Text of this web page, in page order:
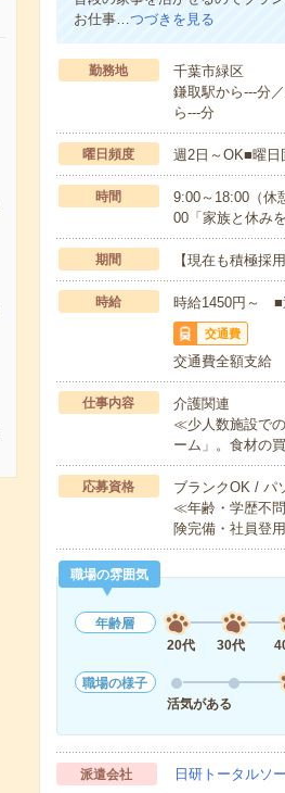
お仕事…つづきを見る
勤務地
千葉市緑区
鎌取駅から---分
ら---分
曜日頻度 週2日～OK■曜日
時間
9:00～18:00（休
00「家族と休み
期間 【現在も積極採
時給 時給1450円～ ■
交通費
交通費全額支給
仕事内容
介護関連
≪少人数施設で
ーム」。食材の
応募資格
ブランクOK / パ
≪年齢・学歴不
険完備・社員登
職場の雰囲気
年齢層
20代
30代
職場の様子
活気がある
派遣会社 日研トータルソ